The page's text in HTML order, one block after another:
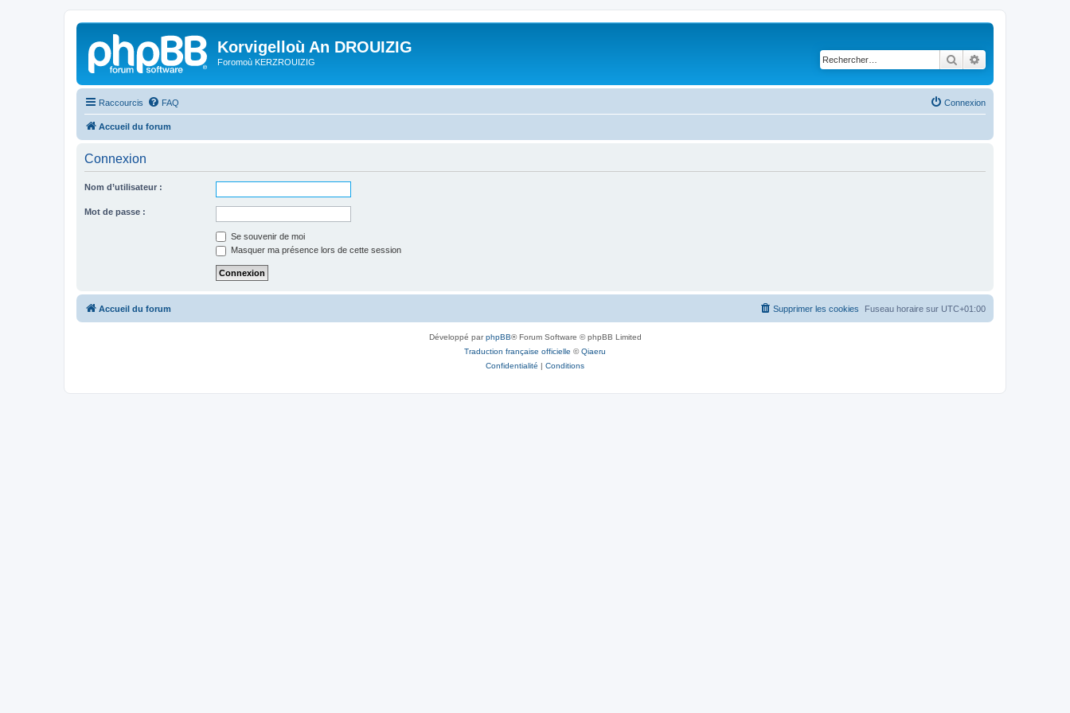
Korvigelloù An DROUIZIG
Foromoù KERZROUIZIG Rechercher
Raccourcis FAQ Connexion
Accueil du forum
Connexion
Nom d’utilisateur :
Mot de passe :
Se souvenir de moi
Masquer ma présence lors de cette session
Accueil du forum Fuseau horaire sur UTC+01:00
Supprimer les cookies
Développé parphpBB® Forum Software © phpBB Limited
Traduction française officielle ©Qiaeru
Confidentialité | Conditions